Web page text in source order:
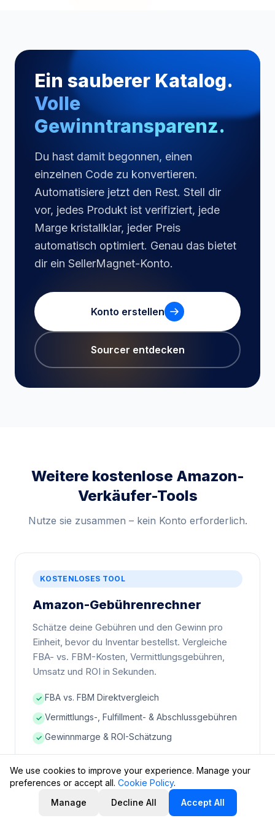
verwenden, um sie den richtigen ASINs zuzuordnen.
Ein sauberer Katalog.
Volle
Gewinntransparenz.
Du hast damit begonnen, einen
einzelnen Code zu konvertieren.
Automatisiere jetzt den Rest. Stell dir
vor, jedes Produkt ist verifiziert, jede
Marge kristallklar, jeder Preis
automatisch optimiert. Genau das bietet
dir ein SellerMagnet-Konto.
Konto erstellen
Sourcer entdecken
Weitere kostenlose Amazon-
Verkäufer-Tools
Nutze sie zusammen – kein Konto erforderlich.
KOSTENLOSES TOOL
Amazon-Gebührenrechner
Schätze deine Gebühren und den Gewinn pro
Einheit, bevor du Inventar bestellst. Vergleiche
FBA- vs. FBM-Kosten, Vermittlungsgebühren,
Umsatz und ROI in Sekunden.
✓ FBA vs. FBM Direktvergleich
✓ Vermittlungs-, Fulfillment- & Abschlussgebühren
✓ Gewinnmarge & ROI-Schätzung
Gebührenrechner nutzen
We use cookies to improve your experience. Manage your
preferences or accept all. Cookie Policy.
Manage
Decline All Accept All